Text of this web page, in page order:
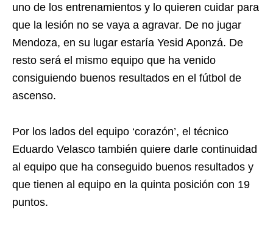
uno de los entrenamientos y lo quieren cuidar para
que la lesión no se vaya a agravar. De no jugar
Mendoza, en su lugar estaría Yesid Aponzá. De
resto será el mismo equipo que ha venido
consiguiendo buenos resultados en el fútbol de
ascenso.
Por los lados del equipo ‘corazón’, el técnico
Eduardo Velasco también quiere darle continuidad
al equipo que ha conseguido buenos resultados y
que tienen al equipo en la quinta posición con 19
puntos.